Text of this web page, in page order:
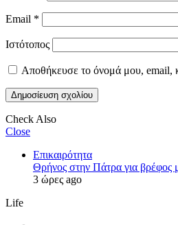
Email *
Ιστότοπος
Αποθήκευσε το όνομά μου, email,
Check Also
Close
Επικαιρότητα
Θρήνος στην Πάτρα για
3 ώρες ago
Life